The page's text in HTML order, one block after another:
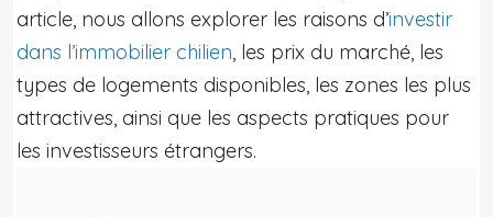
article, nous allons explorer les raisons d’investir
dans l’immobilier chilien, les prix du marché, les
types de logements disponibles, les zones les plus
attractives, ainsi que les aspects pratiques pour
les investisseurs étrangers.